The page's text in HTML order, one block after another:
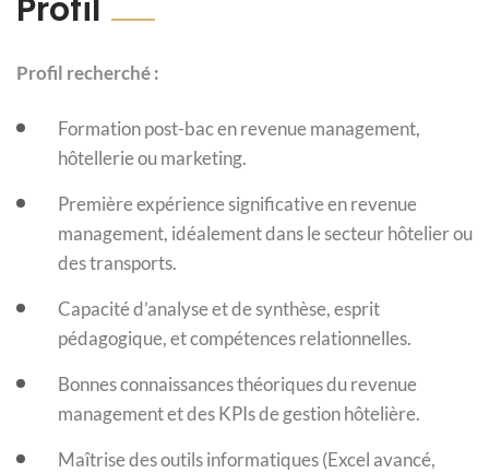
Profil
Profil recherché :
Formation post-bac en revenue management,
hôtellerie ou marketing.
Première expérience significative en revenue
management, idéalement dans le secteur hôtelier ou
des transports.
Capacité d’analyse et de synthèse, esprit
pédagogique, et compétences relationnelles.
Bonnes connaissances théoriques du revenue
management et des KPIs de gestion hôtelière.
Maîtrise des outils informatiques (Excel avancé,